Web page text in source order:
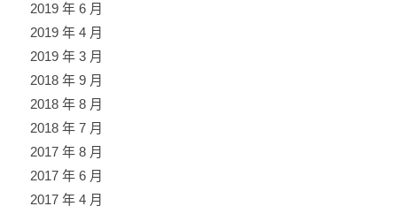
2019 年 6 月
2019 年 4 月
2019 年 3 月
2018 年 9 月
2018 年 8 月
2018 年 7 月
2017 年 8 月
2017 年 6 月
2017 年 4 月